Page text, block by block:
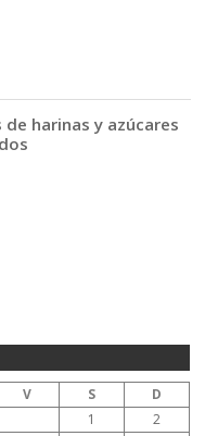
harinas y azúcares
V S
D
1
2